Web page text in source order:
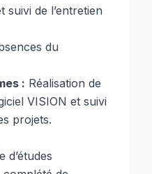
de l’entretien
du
: Réalisation de
VISION et suivi
projets.
d’études